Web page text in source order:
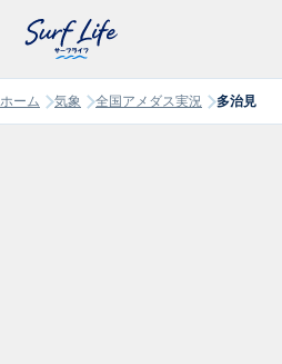
ホーム 気象 全国アメダス実況 多治見